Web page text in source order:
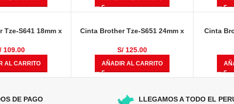
Tze-S641 18mm x
109.00
AL CARRITO
Cinta Brother Tze-S651 24mm x
S/ 125.00
AÑADIR AL CARRITO
Cinta
DE PAGO
LLEGAMOS A TODO EL